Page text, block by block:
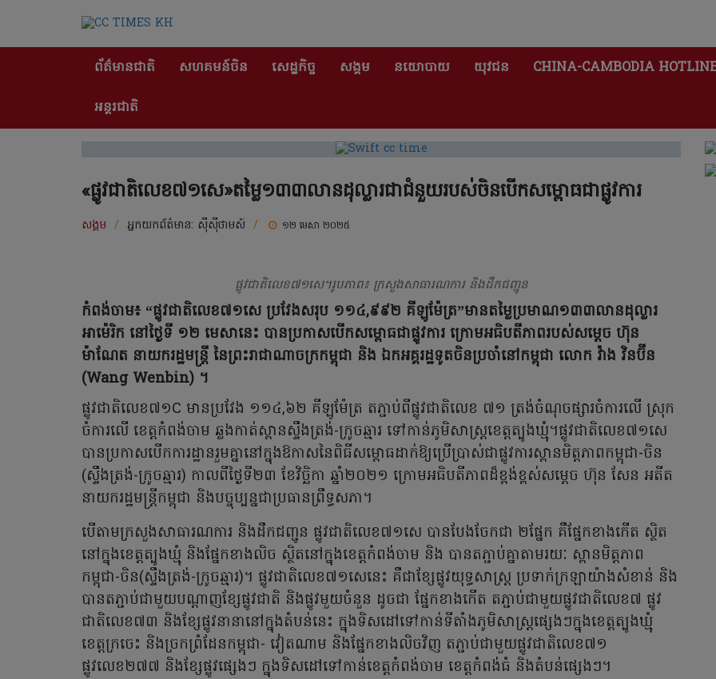
ព័ត៌មានជាតិ សហគមន៍ចិន សេដ្ឋកិច្ច សង្គម នយោបាយ យុវជន CHINA-CAMBODIA
អន្តរជាតិ
«ផ្លូវជាតិលេខ៧១សេ»តម្លៃ១៣៣លានដុល្លារជាជំនួយរបស់ចិនបើកសម្ពោធជាផ្លូវការ
សង្គម / អ្នកយកព័ត៌មាន: ស៊ីស៊ីថាមស៍ / ១២ មេសា ២០២៥
ផ្លូវជាតិលេខ៧១សេ។រូបភាព៖ ក្រសួងសាធារណការ និងដឹកជញ្ជូន
កំពង់ចាម៖ “ផ្លូវជាតិលេខ៧១សេ ប្រវែងសរុប ១១៤,៩៩២ គីឡូម៉ែត្រ”មានតម្លៃប្រមាណ១៣៣លានដុល្លារ
អាម៉េរិក នៅថ្ងៃទី ១២ មេសានេះ បានប្រកាសបើកសម្ពោធជាផ្លូវការ ក្រោមអធិបតីភាពរបស់សម្តេច ហ៊ុន
ម៉ាណែត​​ នាយករដ្ឋមន្ត្រី នៃព្រះរាជាណាចក្រកម្ពុជា​​ និង ឯកអគ្គរដ្ឋទូត​ចិន​ប្រចាំ​នៅ​កម្ពុជា​ លោក វ៉ាង វិនប៊ីន ​
(Wang Wenbin) ​។
ផ្លូវជាតិលេខ៧១C មានប្រវែង ១១៤,៦២ គីឡូម៉ែត្រ តភ្ជាប់ពីផ្លូវជាតិលេខ ៧១ ត្រង់ចំណុចផ្សារចំការលើ ស្រុក
ចំការលើ ខេត្តកំពង់ចាម ឆ្លងកាត់ស្ពានស្ទឹងត្រង់-ក្រូចឆ្មារ ទៅកាន់ភូមិសាស្ត្រខេត្តត្បូងឃ្មុំ។ផ្លូវជាតិលេខ៧១សេ
បានប្រកាសបើកការដ្ឋាន​រួមគ្នា​នៅ​ក្នុងឱកាសនៃពិធីសម្ពោធដាក់ឱ្យប្រើប្រាស់ជាផ្លូវការស្ពានមិត្តភាពកម្ពុជា-ចិន
(ស្ទឹងត្រង់-ក្រូចឆ្មារ) កាលពីថ្ងៃទី២៣ ខែវិច្ឆិកា ឆ្នាំ២០២១ ក្រោម​អធិប​តីភាពដ៏ខ្ពង់ខ្ពស់សម្ដេច ហ៊ុន សែន អតីត
នាយករដ្ឋមន្ត្រី​កម្ពុជា និងបច្ចុប្បន្នជាប្រធានព្រឹទ្ធសភា។
បើតាមក្រសួងសាធារណការ និងដឹកជញ្ជូន ផ្លូវជាតិលេខ៧១សេ បានបែងចែកជា ២ផ្នែក គឺផ្នែកខាងកើត ស្ថិត
នៅក្នុងខេត្តត្បូងឃ្មុំ និងផ្នែកខាងលិច ស្ថិតនៅក្នុងខេត្តកំពង់ចាម និង បានតភ្ជាប់គ្នាតាមរយៈ ស្ពានមិត្តភាព​
កម្ពុជា-ចិន(ស្ទឹងត្រង់-ក្រូចឆ្មារ)។ ផ្លូវជាតិលេខ៧១សេនេះ គឺជាខ្សែផ្លូវ​យុទ្ធសាស្ត្រ ប្រទាក់ក្រឡាយ៉ាងសំខាន់ និង
បានតភ្ជាប់ជាមួយ​បណ្តាញ​​​ខ្សែផ្លូវជាតិ និងផ្លូវមួយចំនួន ដូចជា ផ្នែកខាងកើត តភ្ជាប់​ជាមួយ​ផ្លូវជាតិលេខ៧ ផ្លូវ
ជាតិលេខ៧៣ និងខ្សែផ្លូវ​នានា​នៅក្នុងតំបន់​នេះ ក្នុងទិសដៅទៅកាន់ទីតាំងភូមិសាស្ត្រផ្សេងៗក្នុងខេត្តត្បូងឃ្មុំ
ខេត្តក្រចេះ និងច្រកព្រំដែនកម្ពុជា- វៀតណាម និងផ្នែកខាងលិចវិញ តភ្ជាប់ជាមួយផ្លូវជាតិលេខ៧១
ផ្លូវលេខ២៧៧ និងខ្សែផ្លូវផ្សេងៗ ក្នុងទិសដៅទៅកាន់ខេត្តកំពង់ចាម ខេត្តកំពង់ធំ និងតំបន់ផ្សេងៗ។